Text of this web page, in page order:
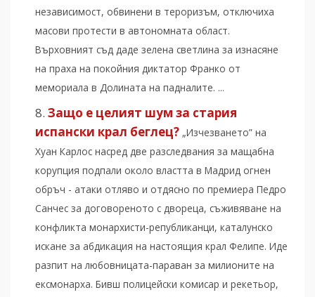
независимост, обвинени в тероризъм, отключиха
масови протести в автономната област.
Върховният съд даде зелена светлина за изнасяне
на праха на покойния диктатор Франко от
мемориала в Долината на падналите. ...
Защо е целият шум за стария
испански крал беглец? „Изчезването” на
Хуан Карлос насред две разследвания за мащабна
корупция подпали около властта в Мадрид огнен
обръч - атаки отляво и отдясно по премиера Педро
Санчес за договореното с двореца, съживяване на
конфликта монархисти-републиканци, каталунско
искане за абдикация на настоящия крал Фелипе. Иде
разпит на любовницата-параван за милионите на
ексмонарха. Бивш полицейски комисар и рекетьор,